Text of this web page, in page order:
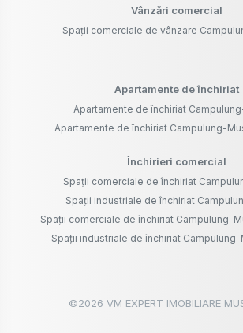
Vânzări comercial
Spații comerciale de vânzare
Apartamente de închiriat
Apartamente de închiriat
Apartamente de închiriat Campulung-
Închirieri comercial
Spații comerciale de închiriat
Spații industriale de închiriat
Spații comerciale de închiriat Campulung-
Spații industriale de închiriat
©2026 VM EXPERT IMOBILIARE